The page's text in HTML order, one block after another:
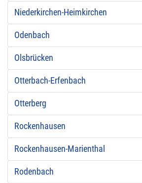
Niederkirchen-Heimkirchen
Odenbach
Olsbrücken
Otterbach-Erfenbach
Otterberg
Rockenhausen
Rockenhausen-Marienthal
Rodenbach